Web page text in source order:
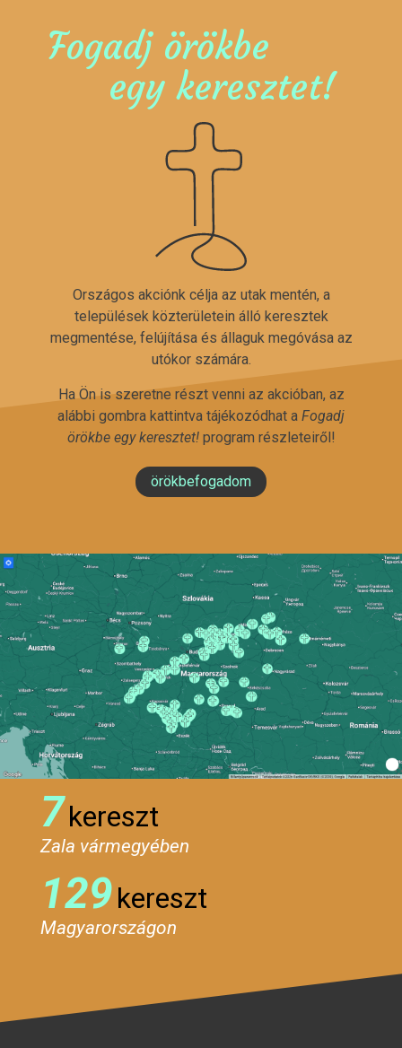
Fogadj örökbe
egy keresztet!
Országos akciónk célja az utak mentén, a
települések közterületein álló keresztek
megmentése, felújítása és állaguk megóvása az
utókor számára.
Ha Ön is szeretne részt venni az akcióban, az
alábbi gombra kattintva tájékozódhat a Fogadj
örökbe egy keresztet!program részleteiről!
örökbefogadom
7kereszt
Zala vármegyében
129kereszt
Magyarországon